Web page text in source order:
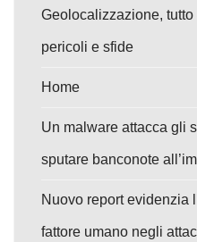
Geolocalizzazione,
pericoli e sfide
Home
Un malware attacca gli
sputare banconote
Nuovo report evidenzia
fattore umano negli